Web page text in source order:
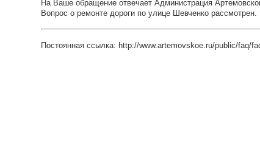
На Ваше обращение отвечает Администрация
Вопрос о ремонте дороги по улице Шевченко
Постоянная ссылка: http://www.artemovskoe.ru/public/faq/